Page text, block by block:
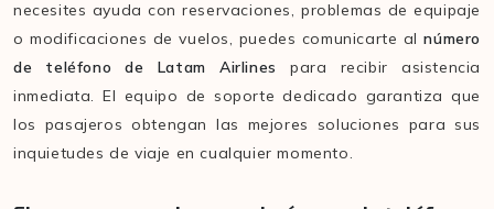
necesites ayuda con reservaciones, problemas de equipaje
o modificaciones de vuelos, puedes comunicarte alnúmero
de teléfono de Latam Airlines para recibir asistencia
inmediata. El equipo de soporte dedicado garantiza que
los pasajeros obtengan las mejores soluciones para sus
inquietudes de viaje en cualquier momento.